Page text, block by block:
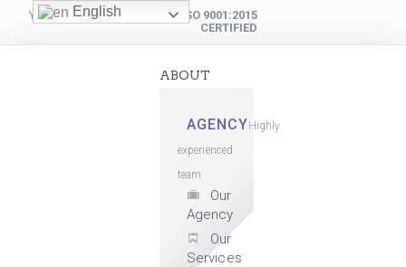
YOUR DIGITAL PARTNER
ISO 9001:2015
CERTIFIED
ABOUT
AGENCY Highly
experienced
team
Our
Agency
Our
Services
English